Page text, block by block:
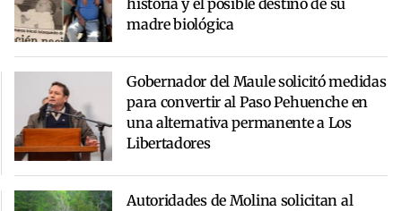
historia y el posible destino de su
madre biológica
Gobernador del Maule solicitó medidas
para convertir al Paso Pehuenche en
una alternativa permanente a Los
Libertadores
Autoridades de Molina solicitan al